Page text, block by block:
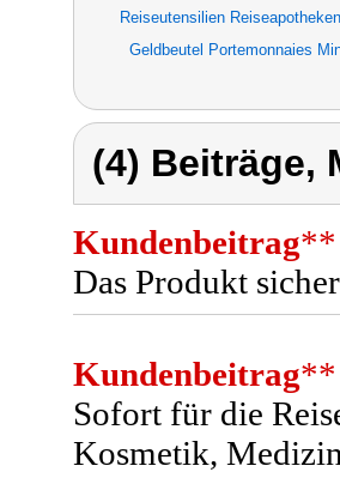
Reiseutensilien
Geldbeutel Portemonnaies
(4) Beiträge,
Kundenbeitrag**
Das Produkt
Kundenbeitrag**
Sofort für die
Kosmetik,